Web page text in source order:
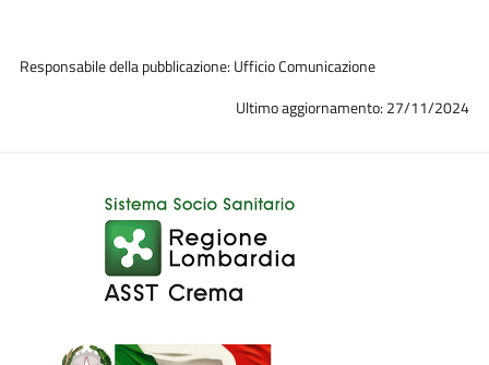
Responsabile della pubblicazione: Ufficio Comunicazione
Ultimo aggiornamento: 27/11/2024